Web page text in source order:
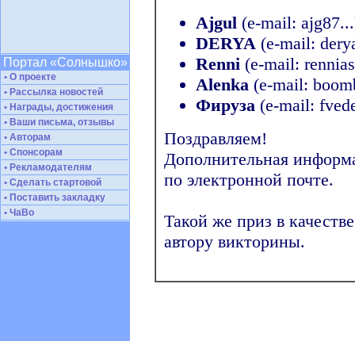
Портал «Солнышко»
• О проекте
• Рассылка новостей
• Награды, достижения
• Ваши письма, отзывы
• Авторам
• Спонсорам
• Рекламодателям
• Сделать стартовой
• Поставить закладку
• ЧаВо
Ajgul (e-mail:
DERYA (e-mail:
Renni (e-mail:
Alenka (e-mail:
Фируза (e-mail:
Поздравляем!
Дополнительная
по электронной почте.
Такой же приз в
автору викторины.